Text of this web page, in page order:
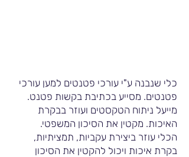
כלי שנבנה ע"י עורכי פטנטים למען עורכי
פטנטים. מסייע בכתיבת בקשות פטנט.
מייעל ניתוח הטקסטים ועוזר בבקרת
האיכות. מקטין את הסיכון המשפטי.
הכלי עוזר ביצירת עקביות, תמציתיות,
בקרת איכות ויכול להקטין את הסיכון